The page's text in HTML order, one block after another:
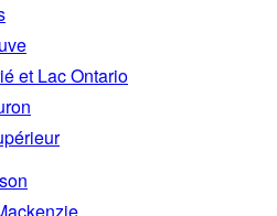
et Lac Ontario